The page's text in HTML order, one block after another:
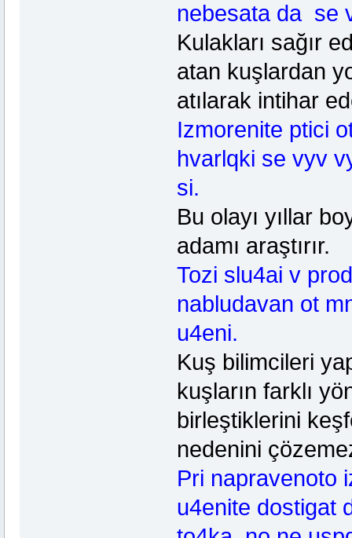
nebesata da se
Kulakları sağır
atan kuşlardan
atılarak intihar
Izmorenite ptici
hvarlqki se vyv
si.
Bu olayı yıllar
adamı araştırır.
Tozi slu4ai v
nabludavan ot
u4eni.
Kuş bilimcileri
kuşların farklı
birleştiklerini
nedenini
Pri napravenoto
u4enite dostigat